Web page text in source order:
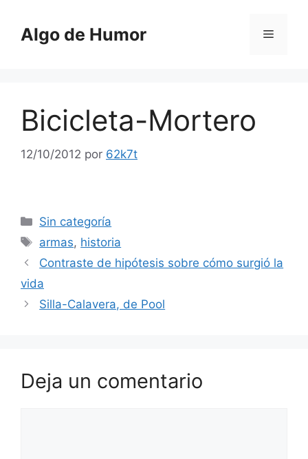
contenido
Algo de Humor Menú
Bicicleta-Mortero
12/10/2012 por 62k7t
Categorías
Sin categoría
Etiquetas
armas, historia
Contraste de hipótesis sobre cómo surgió la
vida
Silla-Calavera, de Pool
Deja un comentario